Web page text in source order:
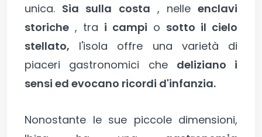
unica. Sia sulla costa , nelleenclavi
storiche , tra i campi o sotto il cielo
stellato, l'isola offre una varietà di
piaceri gastronomici che deliziano i
sensi ed evocano ricordi d'infanzia.
Nonostante le sue piccole dimensioni,